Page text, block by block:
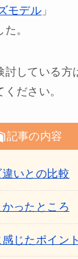
モデル 」
。
討している方
ださい。
記事の内容
いとの比較
ったところ
じたポイント